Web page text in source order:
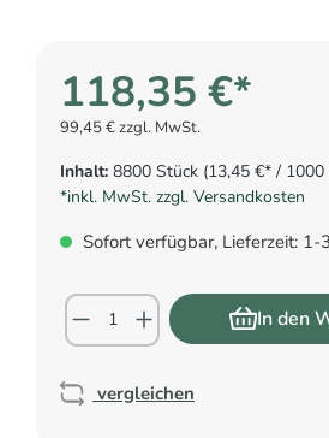
118,35 €*
99,45 € zzgl. MwSt.
Inhalt: 8800 Stück (13,45 €* / 1000
*inkl. MwSt. zzgl. Versandkosten
Sofort verfügbar, Lieferzeit:
In den
vergleichen